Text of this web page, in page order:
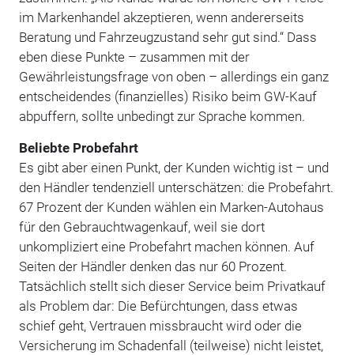
im Markenhandel akzeptieren, wenn andererseits
Beratung und Fahrzeugzustand sehr gut sind.“ Dass
eben diese Punkte – zusammen mit der
Gewährleistungsfrage von oben – allerdings ein ganz
entscheidendes (finanzielles) Risiko beim GW-Kauf
abpuffern, sollte unbedingt zur Sprache kommen.
Beliebte Probefahrt
Es gibt aber einen Punkt, der Kunden wichtig ist – und
den Händler tendenziell unterschätzen: die Probefahrt.
67 Prozent der Kunden wählen ein Marken-Autohaus
für den Gebrauchtwagenkauf, weil sie dort
unkompliziert eine Probefahrt machen können. Auf
Seiten der Händler denken das nur 60 Prozent.
Tatsächlich stellt sich dieser Service beim Privatkauf
als Problem dar: Die Befürchtungen, dass etwas
schief geht, Vertrauen missbraucht wird oder die
Versicherung im Schadenfall (teilweise) nicht leistet,